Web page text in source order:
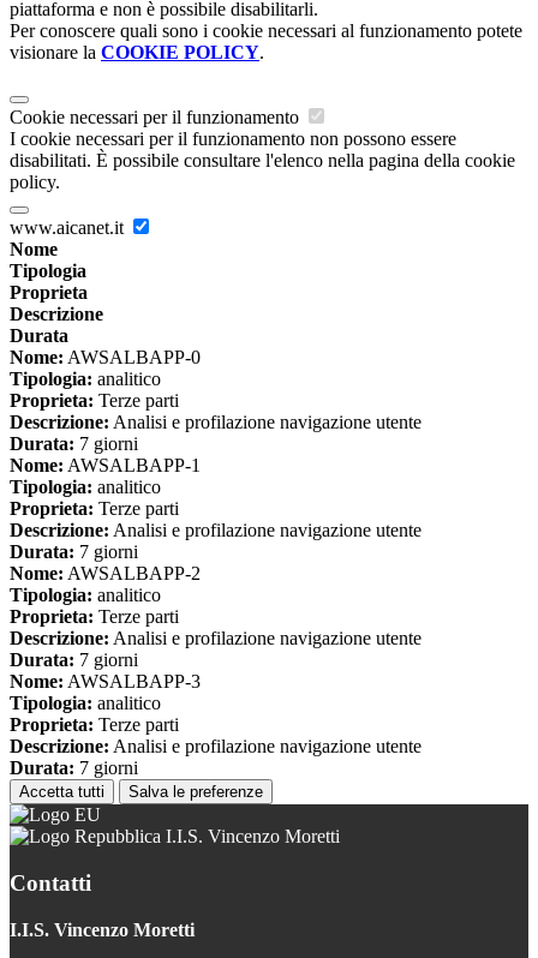
piattaforma e non è possibile disabilitarli.
Per conoscere quali sono i cookie necessari al funzionamento potete
visionare la COOKIE POLICY.
Cookie necessari per il funzionamento
I cookie necessari per il funzionamento non possono essere
disabilitati. È possibile consultare l'elenco nella pagina della cookie
policy.
www.aicanet.it
Nome
Tipologia
Proprieta
Descrizione
Durata
Nome: AWSALBAPP-0
Tipologia: analitico
Proprieta: Terze parti
Descrizione: Analisi e profilazione navigazione utente
Durata: 7 giorni
Nome: AWSALBAPP-1
Tipologia: analitico
Proprieta: Terze parti
Descrizione: Analisi e profilazione navigazione utente
Durata: 7 giorni
Nome: AWSALBAPP-2
Tipologia: analitico
Proprieta: Terze parti
Descrizione: Analisi e profilazione navigazione utente
Durata: 7 giorni
Nome: AWSALBAPP-3
Tipologia: analitico
Proprieta: Terze parti
Descrizione: Analisi e profilazione navigazione utente
Durata: 7 giorni
Accetta tutti Salva le preferenze
I.I.S. Vincenzo Moretti
Contatti
I.I.S. Vincenzo Moretti